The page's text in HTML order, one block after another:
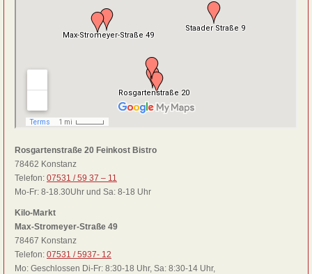
Rosgartenstraße 20 Feinkost Bistro
78462 Konstanz
Telefon: 07531 / 59 37 – 11
Mo-Fr: 8-18.30Uhr und Sa: 8-18 Uhr
Kilo-Markt
Max-Stromeyer-Straße 49
78467 Konstanz
Telefon: 07531 / 5937- 12
Mo: Geschlossen Di-Fr: 8:30-18 Uhr, Sa: 8:30-14 Uhr,